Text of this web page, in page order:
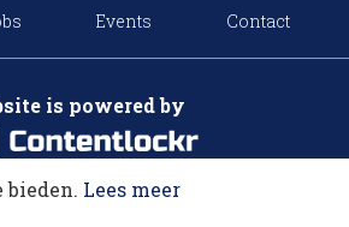
Events Contact
is powered by
bieden. Lees meer